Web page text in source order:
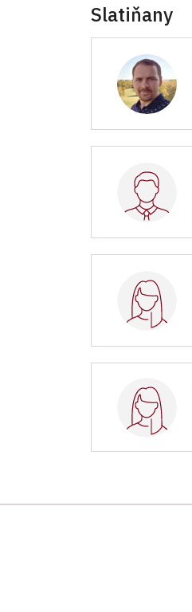
Slatiňany